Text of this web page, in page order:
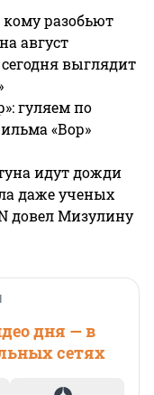
разобьют
август
выглядит
гуляем по
«Вор»
идут дожди
даже ученых
довел Мизулину
дня — в
сетях